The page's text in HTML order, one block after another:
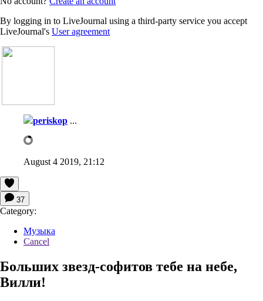
By logging in to LiveJournal using a third-party service you accept
LiveJournal's User agreement
periskop ...
August 4 2019, 21:12
37
Category:
Музыка
Cancel
Больших звезд-софитов тебе на небе,
Вилли!